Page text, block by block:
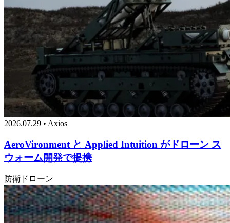
2026.07.29 • Axios
AeroVironment と Applied Intuition がドローン ス
ウォーム開発で提携
防衛 ドローン